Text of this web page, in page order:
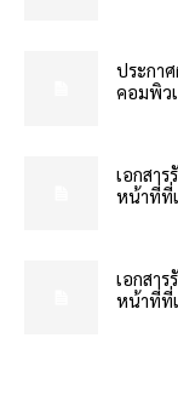
ประกา
คอมพิว
เอกสาร
หน้าที่ที่
เอกสาร
หน้าที่ที่